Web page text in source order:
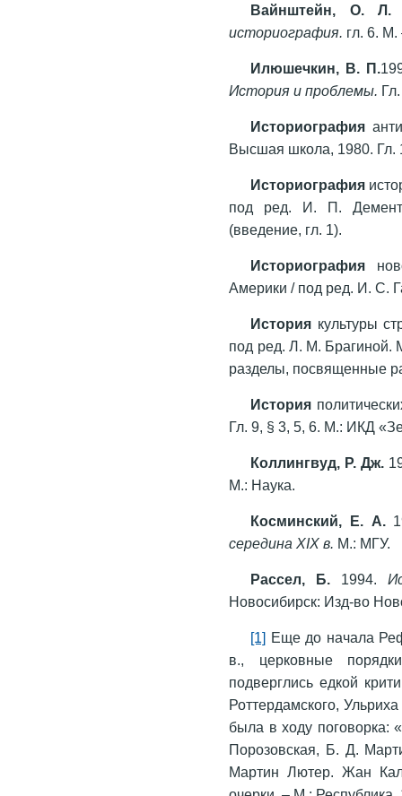
Вайнштейн, О. Л.
историография. гл. 6.
Илюшечкин, В. П.
История и проблемы.
Историография
Высшая школа, 1980. Гл.
Историография
под ред. И. П.
(введение, гл. 1).
Историография
Америки / под ред. И. С.
История культуры
под ред. Л. М. Брагиной.
разделы, посвященные
История
Гл. 9, § 3, 5, 6. М.: ИКД
Коллингвуд, Р. Дж.
М.: Наука.
Косминский, Е. А.
середина XIX в. М.: МГУ.
Рассел, Б. 1994.
Новосибирск: Изд-во
[1] Еще до начала
в., церковные
подверглись едкой
Роттердамского,
была в ходу поговорка:
Порозовская, Б. Д.
Мартин Лютер. Жан